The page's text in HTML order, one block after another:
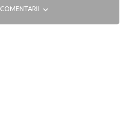
COMENTARII